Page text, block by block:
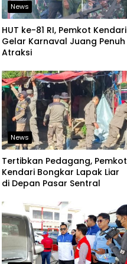
News
HUT ke-81 RI, Pemkot Kendari
Gelar Karnaval Juang Penuh
Atraksi
News
Tertibkan Pedagang, Pemkot
Kendari Bongkar Lapak Liar
di Depan Pasar Sentral